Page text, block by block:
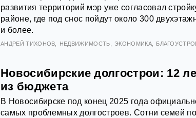
развития территорий мэр уже согласовал
районе, где под снос пойдут около 300
и более.
АНДРЕЙ ТИХОНОВ НЕДВИЖИМОСТЬ ЭКОНОМИКА
Новосибирские долгострои: 12
из бюджета
В Новосибирске под конец 2025 года
самых проблемных долгостроев. Сотни семей